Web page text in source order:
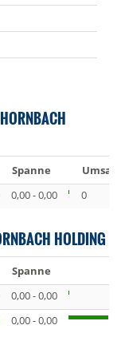
Spanne
0,00 - 0,00 0
HOLDING
Spanne
0,00 - 0,00
0,00 - 0,00